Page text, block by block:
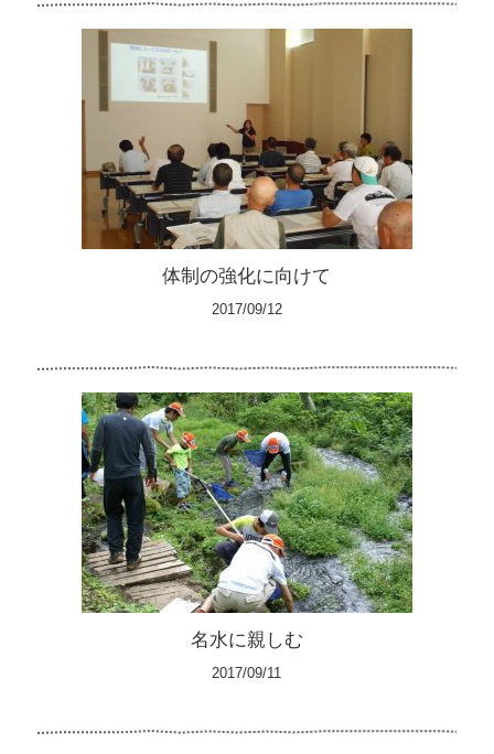
体制の強化に向けて
2017/09/12
名水に親しむ
2017/09/11